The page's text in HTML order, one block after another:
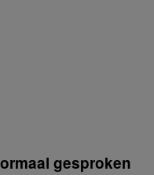
gesproken